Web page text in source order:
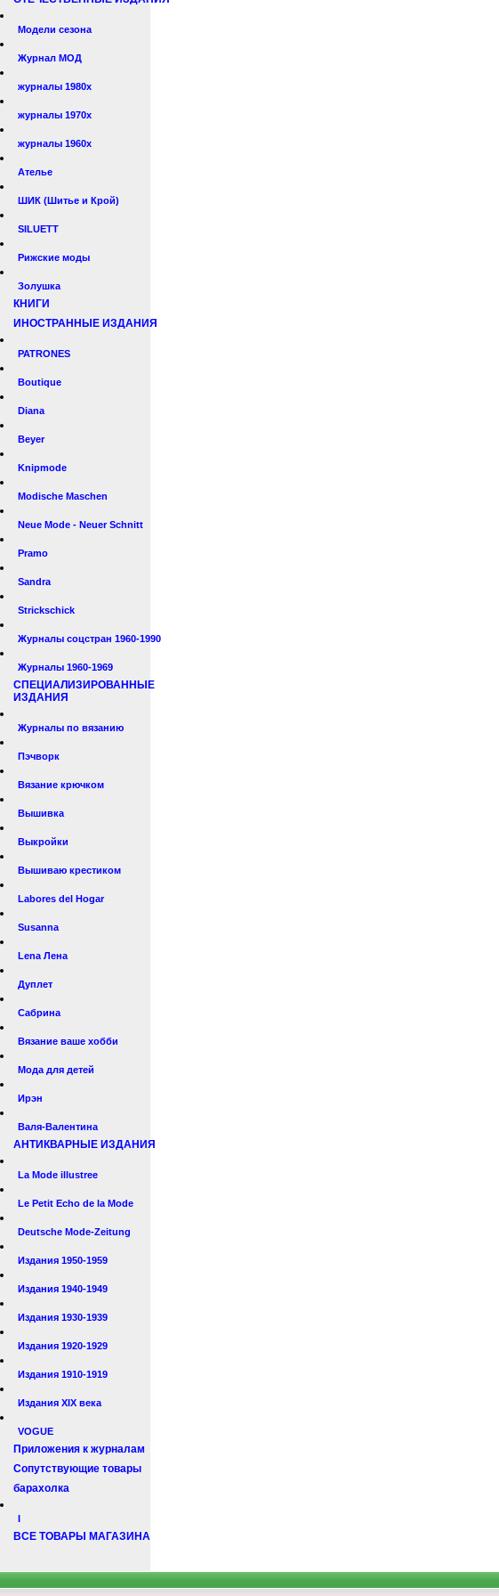
Модели сезона
Журнал МОД
журналы 1980х
журналы 1970х
журналы 1960х
Ателье
ШИК (Шитье и Крой)
SILUETT
Рижские моды
Золушка
КНИГИ
ИНОСТРАННЫЕ ИЗДАНИЯ
PATRONES
Boutique
Diana
Beyer
Knipmode
Modische Maschen
Neue Mode - Neuer Schnitt
Pramo
Sandra
Strickschick
Журналы соцстран 1960-1990
Журналы 1960-1969
СПЕЦИАЛИЗИРОВАННЫЕ
ИЗДАНИЯ
Журналы по вязанию
Пэчворк
Вязание крючком
Вышивка
Выкройки
Вышиваю крестиком
Labores del Hogar
Susanna
Lena Лена
Дуплет
Сабрина
Вязание ваше хобби
Мода для детей
Ирэн
Валя-Валентина
АНТИКВАРНЫЕ ИЗДАНИЯ
La Mode illustree
Le Petit Echo de la Mode
Deutsche Mode-Zeitung
Издания 1950-1959
Издания 1940-1949
Издания 1930-1939
Издания 1920-1929
Издания 1910-1919
Издания XIX века
VOGUE
Приложения к журналам
Сопутствующие товары
барахолка
I
ВСЕ ТОВАРЫ МАГАЗИНА